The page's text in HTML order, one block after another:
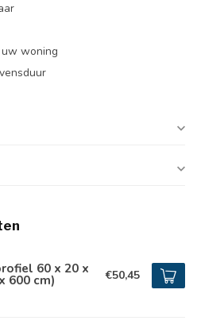
woning
60 x 20 x
600 cm) €50,45